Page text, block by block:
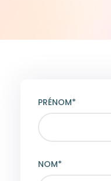
PRÉNOM*
NOM*